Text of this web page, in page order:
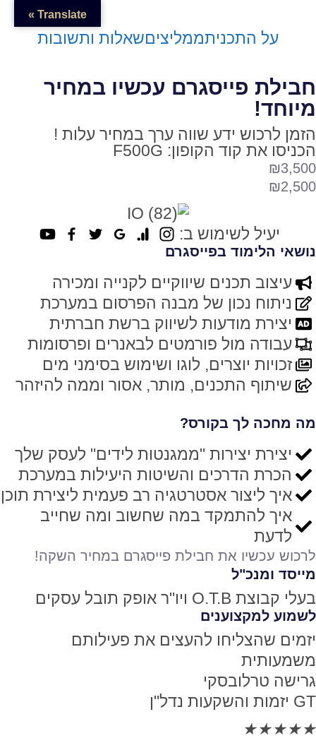
על התכניתממליציםשאלות ותשובות
חבילת פייסגרם עכשיו במחיר
מיוחד!
הזמן לרכוש ידע שווה ערך במחיר עלות !
הכניסו את קוד הקופון: F500G
₪3,500
₪2,500
יעיל לשימוש ב:
נושאי הלימוד בפייסגרם
עיצוב תכנים שיווקיים לקנייה ומכירה
ניתוח נכון של מבנה הפרסום במערכת
יצירת מודעות לשיווק ברשת חברתית
עבודה מול פורמטים לבאנרים ופרסומות
זכויות יוצרים, לוגו ושימוש בסימני מים
שיתוף התכנים, מותר, אסור וממה להיזהר
מה מחכה לך בקורס?
יצירת יצירות "ממגנטות לידים" לעסק שלך
הכרת הדרכים והשיטות היעילות במערכת
איך ליצור אסטרטגיה רב פעמית ליצירת תוכן
איך להתמקד במה שחשוב ומה שחייב
לדעת
לרכוש עכשיו את חבילת פייסגרם במחיר השקה!
מייסד ומנכ"ל
בעלי קבוצת O.T.B ויו"ר אופק תובל עסקים
לשמוע למקצוענים
יזמים שהצליחו להעצים את פעילותם
משמעותית
גרישה טרלובסקי
GT יזמות והשקעות נדל"ן
★
★
★
★
★
Translate »